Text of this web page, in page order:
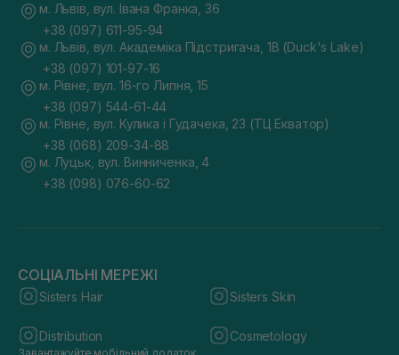
м. Львів, вул. Івана Франка, 36
+38 (097) 611-95-94
м. Львів, вул. Академіка Підстригача, 1В (Duck's Lake)
+38 (097) 101-97-16
м. Рівне, вул. 16-го Липня, 15
+38 (097) 544-61-44
м. Рівне, вул. Кулика і Гудачека, 23 (ТЦ Екватор)
+38 (068) 209-34-88
м. Луцьк, вул. Винниченка, 4
+38 (098) 076-60-62
СОЦІАЛЬНІ МЕРЕЖІ
Sisters Hair Sisters Skin
Distribution Cosmetology